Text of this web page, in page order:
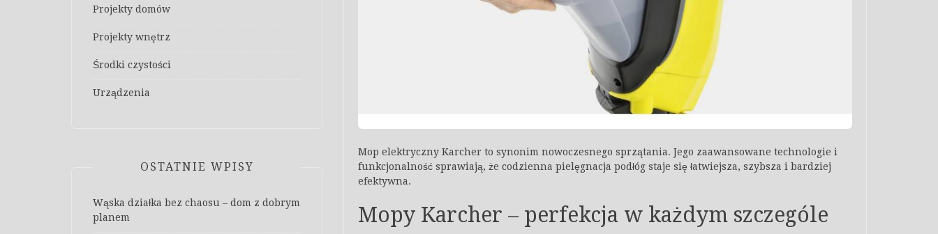
Mop elektryczny Karcher to synonim nowoczesnego sprzątania. Jego zaawansowane technologie i
funkcjonalność sprawiają, że codzienna pielęgnacja podłóg staje się łatwiejsza, szybsza i bardziej
efektywna.
Mopy Karcher – perfekcja w każdym szczególe
Projekty domów
Projekty wnętrz
Środki czystości
Urządzenia
OSTATNIE WPISY
Wąska działka bez chaosu – dom z dobrym
planem